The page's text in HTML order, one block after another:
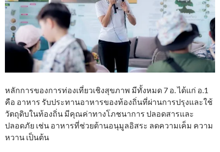
หลักการของการท่องเที่ยวเชิงสุขภาพ มีทั้งหมด 7 อ. ได้แก่ อ.1
คือ อาหาร รับประทานอาหารของท้องถิ่นที่ผ่านการปรุงและใช้
วัตถุดิบในท้องถิ่น มีคุณค่าทางโภชนาการ ปลอดสารและ
ปลอดภัย เช่น อาหารที่ช่วยต้านอนุมูลอิสระ ลดความเค็ม ความ
หวาน เป็นต้น